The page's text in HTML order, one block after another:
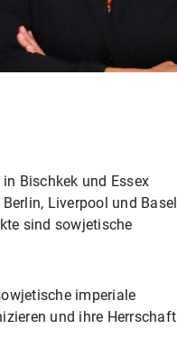
Bischkek und Essex
Liverpool und Basel
sind sowjetische
imperiale
und ihre Herrschaft